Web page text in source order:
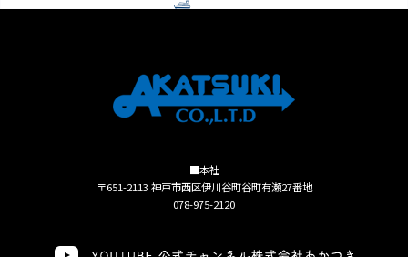
■本社
〒651-2113 神戸市西区伊川谷町谷町有瀬27番地
078-975-2120